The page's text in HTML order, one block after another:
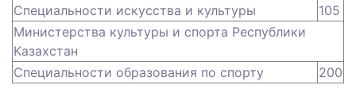
Специальности искусства и культуры
105
Министерства культуры и спорта Республики
Казахстан
Специальности образования по спорту
200